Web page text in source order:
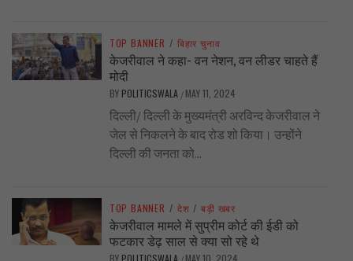
TOP BANNER / बिहार चुनाव
केजरीवाल ने कहा- वन नेशन, वन लीडर चाहते हैं
मोदी
BY POLITICSWALA / MAY 11, 2024
दिल्ली/ दिल्ली के मुख्यमंत्री अरविन्द केजरीवाल ने
जेल से निकलने के बाद रोड शो किया। उन्होंने
दिल्ली की जनता को...
TOP BANNER / देश / बड़ी खबर
केजरीवाल मामले में सुप्रीम कोर्ट की ईडी को
फटकार डेढ़ साल से क्या सो रहे थे